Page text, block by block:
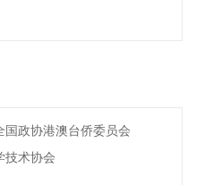
国政协港澳台侨委员会
技术协会